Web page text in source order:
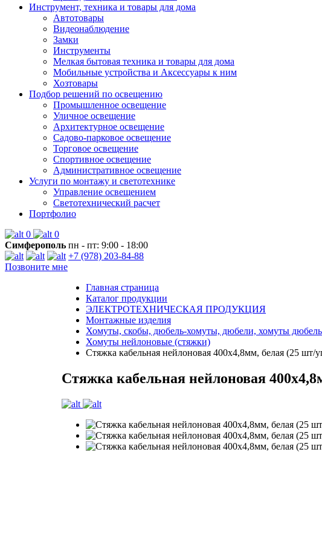
Инструмент, техника и товары для дома
Автотовары
Видеонаблюдение
Замки
Инструменты
Мелкая бытовая техника и товары для дома
Мобильные устройства и Аксессуары к ним
Хозтовары
Подбор решений по освещению
Промышленное освещение
Уличное освещение
Архитектурное освещение
Садово-парковое освещение
Торговое освещение
Спортивное освещение
Административное освещение
Услуги по монтажу и светотехнике
Управление освещением
Светотехнический расчет
Портфолио
0
0
Симферополь пн - пт: 9:00 - 18:00
+7 (978) 203-84-88
Позвоните мне
Главная страница
Каталог продукции
ЭЛЕКТРОТЕХНИЧЕСКАЯ ПРОДУКЦИЯ
Монтажные изделия
Хомуты, скобы, дюбель-хомуты, дюбели, хомуты
Хомуты нейлоновые (стяжки)
Стяжка кабельная нейлоновая 400x4,8мм, белая (25
Стяжка кабельная нейлоновая